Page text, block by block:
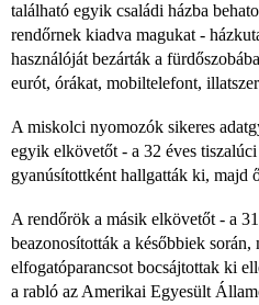
található egyik családi házba
rendőrnek kiadva magukat -
használóját bezárták a
eurót, órákat, mobiltelefont,
A miskolci nyomozók sikeres
egyik elkövetőt - a 32 éves
gyanúsítottként hallgatták ki, majd
A rendőrök a másik elkövetőt - a
beazonosították a későbbiek
elfogatóparancsot bocsájtottak ki
a rabló az Amerikai Egyesült